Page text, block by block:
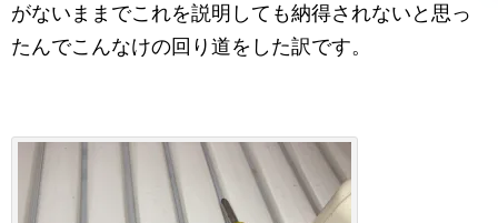
がないままでこれを説明しても納得されないと思っ
たんでこんなけの回り道をした訳です。